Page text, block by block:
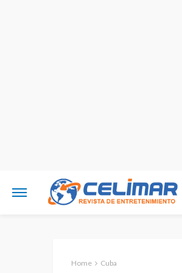
Home Cuba